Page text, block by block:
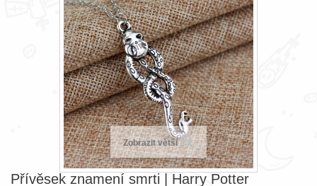
Zobrazit větší
Přívěsek znamení smrti | Harry Potter